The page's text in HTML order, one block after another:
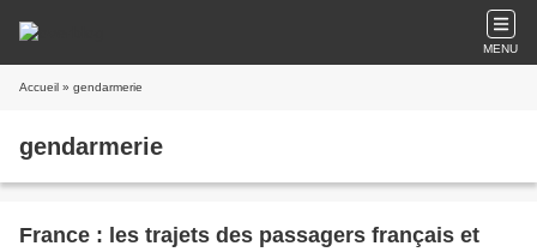
MENU
Accueil » gendarmerie
gendarmerie
France : les trajets des passagers français et